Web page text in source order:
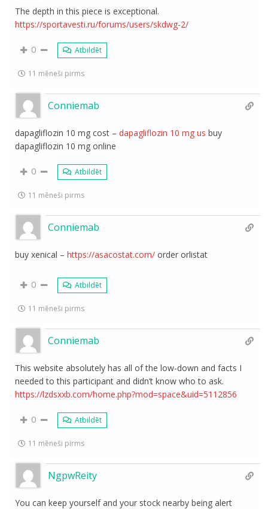
The depth in this piece is exceptional.
https://sportavesti.ru/forums/users/skdwg-2/
0 Atbildēt
11 mēneši pirms
Conniemab
dapagliflozin 10 mg cost –dapagliflozin 10 mg us buy
dapagliflozin 10 mg online
0 Atbildēt
11 mēneši pirms
Conniemab
buy xenical –https://asacostat.com/ order orlistat
0 Atbildēt
11 mēneši pirms
Conniemab
This website absolutely has all of the low-down and facts I
needed to this participant and didn’t know who to ask.
https://lzdsxxb.com/home.php?mod=space&uid=5112856
0 Atbildēt
11 mēneši pirms
NgpwReity
You can keep yourself and your stock nearby being alert